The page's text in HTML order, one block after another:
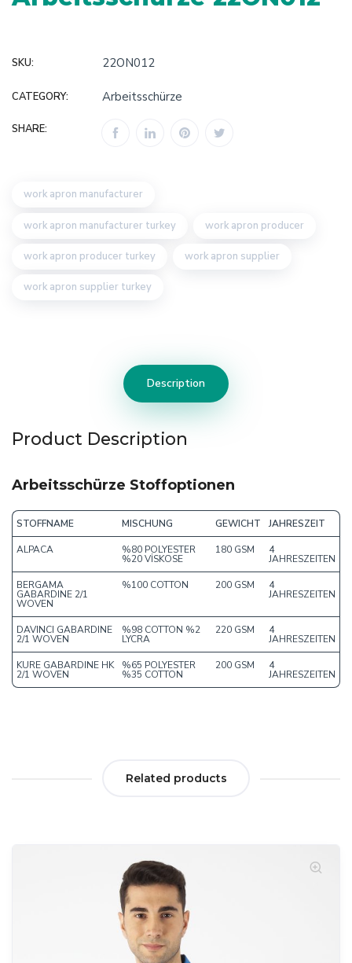
SKU: 22ON012
CATEGORY: Arbeitsschürze
SHARE:
work apron manufacturer
work apron manufacturer turkey work apron producer
work apron producer turkey work apron supplier
work apron supplier turkey
Description
Product Description
Arbeitsschürze Stoffoptionen
STOFFNAME MISCHUNG GEWICHT JAHRESZEIT
ALPACA %80 POLYESTER
%20 VİSKOSE
180 GSM 4
JAHRESZEITEN
BERGAMA
GABARDINE 2/1
WOVEN
%100 COTTON 200 GSM 4
JAHRESZEITEN
DAVINCI GABARDINE
2/1 WOVEN
%98 COTTON %2
LYCRA
220 GSM 4
JAHRESZEITEN
KURE GABARDINE HK
2/1 WOVEN
%65 POLYESTER
%35 COTTON
200 GSM 4
JAHRESZEITEN
Related products